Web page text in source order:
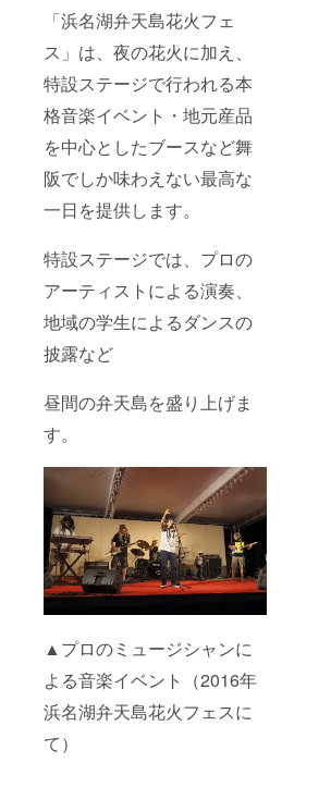
「浜名湖弁天島花火フェ
ス」は、夜の花火に加え、
特設ステージで行われる本
格音楽イベント・地元産品
を中心としたブースなど舞
阪でしか味わえない最高な
一日を提供します。
特設ステージでは、プロの
アーティストによる演奏、
地域の学生によるダンスの
披露など
昼間の弁天島を盛り上げま
す。
▲プロのミュージシャンに
よる音楽イベント（2016年
浜名湖弁天島花火フェスに
て）